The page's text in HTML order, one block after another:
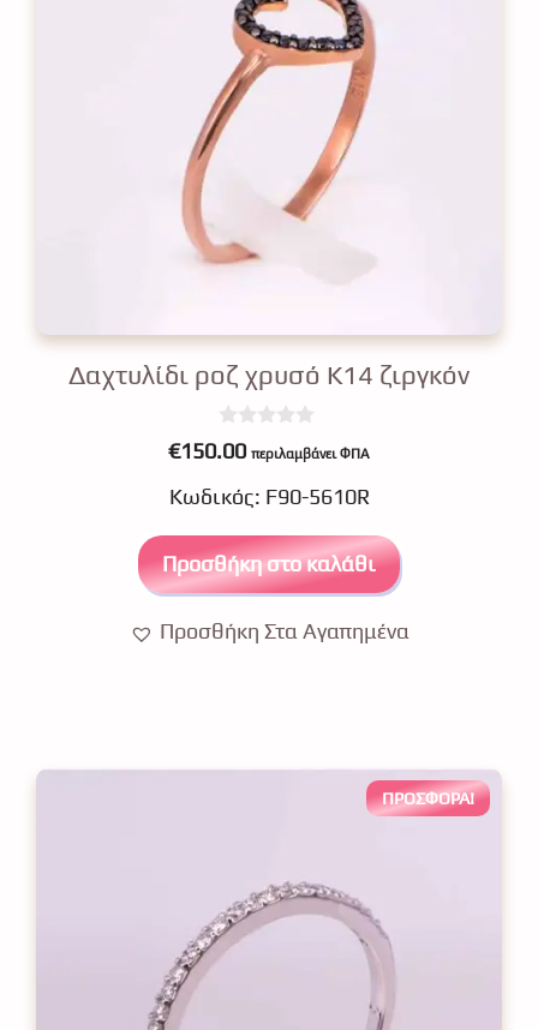
Δαχτυλίδι ροζ χρυσό Κ14 ζιργκόν
0
o
t
5
€150.00 περιλαμβάνει ΦΠΑ
Κωδικός: F90-5610R
Προσθήκη στο καλάθι
Προσθήκη Στα Αγαπημένα
ΠΡΟΣΦΟΡΆ!